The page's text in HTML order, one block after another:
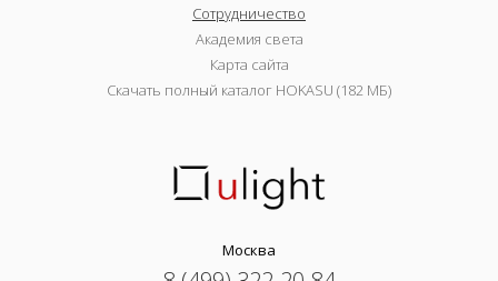
Сотрудничество
Академия света
Карта сайта
Скачать полный каталог HOKASU (182 МБ)
Москва